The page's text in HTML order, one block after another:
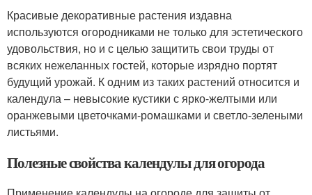
Красивые декоративные растения издавна
используются огородниками не только для эстетического
удовольствия, но и с целью защитить свои труды от
всяких нежеланных гостей, которые изрядно портят
будущий урожай. К одним из таких растений относится и
календула – невысокие кустики с ярко-желтыми или
оранжевыми цветочками-ромашками и светло-зелеными
листьями.
Полезные свойства календулы для огорода